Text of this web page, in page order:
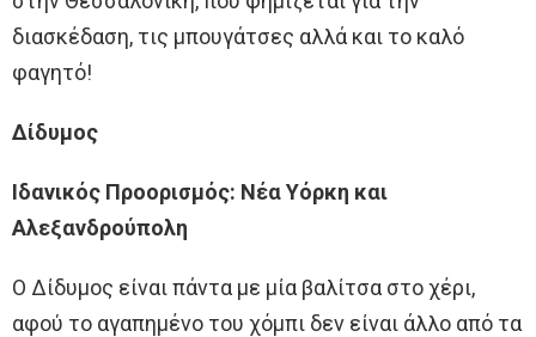
διασκέδαση, τις μπουγάτσες αλλά και το καλό
φαγητό!
Δίδυμος
Ιδανικός Προορισμός: Νέα Υόρκη και
Αλεξανδρούπολη
Ο Δίδυμος είναι πάντα με μία βαλίτσα στο χέρι,
αφού το αγαπημένο του χόμπι δεν είναι άλλο από τα